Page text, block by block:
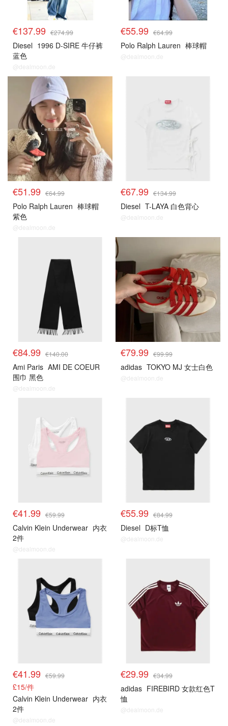
€137.99 €274.99
Diesel 1996 D-SIRE 牛仔裤
蓝色
@dealmoon.de
€55.99 €64.99
Polo Ralph Lauren 棒球帽
@dealmoon.de
€51.99 €64.99
Polo Ralph Lauren 棒球帽
紫色
@dealmoon.de
€67.99 €134.99
Diesel T-LAYA 白色背心
@dealmoon.de
€84.99 €140.00
Ami Paris AMI DE COEUR
围巾 黑色
@dealmoon.de
€79.99 €99.99
adidas TOKYO MJ 女士白色
@dealmoon.de
€41.99 €59.99
Calvin Klein Underwear 内衣
2件
@dealmoon.de
€55.99 €84.99
Diesel D标T恤
@dealmoon.de
€41.99 €59.99
£15/件
Calvin Klein Underwear 内衣
2件
@dealmoon.de
€29.99 €34.99
adidas FIREBIRD 女款红色T
恤
@dealmoon.de